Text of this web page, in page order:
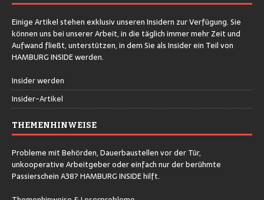
Einige Artikel stehen exklusiv unseren Insidern zur Verfügung. Sie
können uns bei unserer Arbeit, in die täglich immer mehr Zeit und
Aufwand fließt, unterstützen, in dem Sie als Insider ein Teil von
HAMBURG INSIDE werden.
Insider werden
Insider-Artikel
THEMENHINWEISE
Probleme mit Behörden, Dauerbaustellen vor der Tür,
unkooperative Arbeitgeber oder einfach nur der berühmte
Passierschein A38? HAMBURG INSIDE hilft.